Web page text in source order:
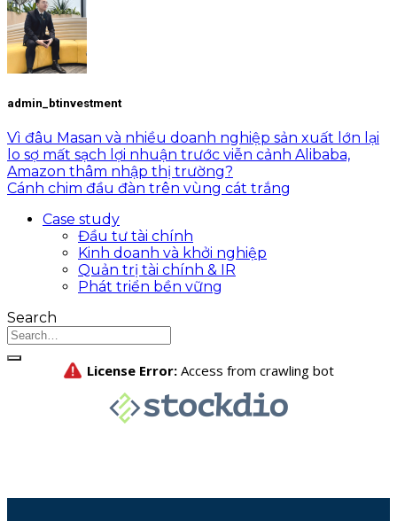
admin_btinvestment
Vì đâu Masan và nhiều doanh nghiệp sản xuất lớn lại
lo sợ mất sạch lợi nhuận trước viễn cảnh Alibaba,
Amazon thâm nhập thị trường?
Cánh chim đầu đàn trên vùng cát trắng
Case study
Đầu tư tài chính
Kinh doanh và khởi nghiệp
Quản trị tài chính & IR
Phát triển bền vững
Search